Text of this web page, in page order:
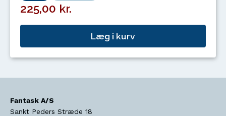
225,00 kr.
Læg i kurv
Fantask A/S
Sankt Peders Stræde 18